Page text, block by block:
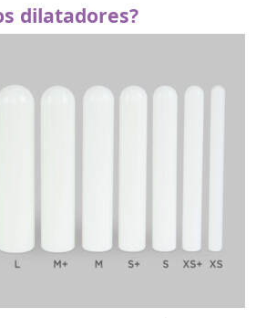
dilatadores?